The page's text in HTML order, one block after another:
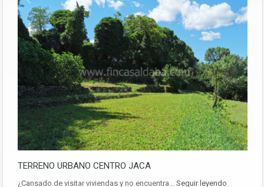
TERRENO URBANO CENTRO JACA
¿Cansado de visitar viviendas y no encuentra… Seguir leyendo